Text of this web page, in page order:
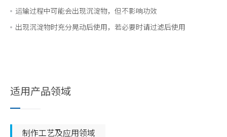
运输过程中可能会出现沉淀物，但不影响功效
出现沉淀物时充分晃动后使用，若必要时请过滤后使用
适用产品领域
制作工艺及应用领域